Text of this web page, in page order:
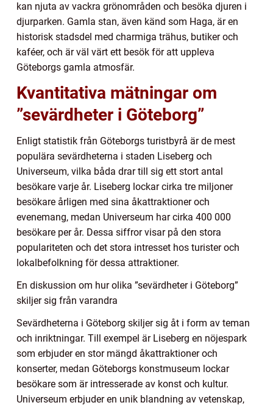
kan njuta av vackra grönområden och besöka djuren i
djurparken. Gamla stan, även känd som Haga, är en
historisk stadsdel med charmiga trähus, butiker och
kaféer, och är väl värt ett besök för att uppleva
Göteborgs gamla atmosfär.
Kvantitativa mätningar om
”sevärdheter i Göteborg”
Enligt statistik från Göteborgs turistbyrå är de mest
populära sevärdheterna i staden Liseberg och
Universeum, vilka båda drar till sig ett stort antal
besökare varje år. Liseberg lockar cirka tre miljoner
besökare årligen med sina åkattraktioner och
evenemang, medan Universeum har cirka 400 000
besökare per år. Dessa siffror visar på den stora
populariteten och det stora intresset hos turister och
lokalbefolkning för dessa attraktioner.
En diskussion om hur olika ”sevärdheter i Göteborg”
skiljer sig från varandra
Sevärdheterna i Göteborg skiljer sig åt i form av teman
och inriktningar. Till exempel är Liseberg en nöjespark
som erbjuder en stor mängd åkattraktioner och
konserter, medan Göteborgs konstmuseum lockar
besökare som är intresserade av konst och kultur.
Universeum erbjuder en unik blandning av vetenskap,